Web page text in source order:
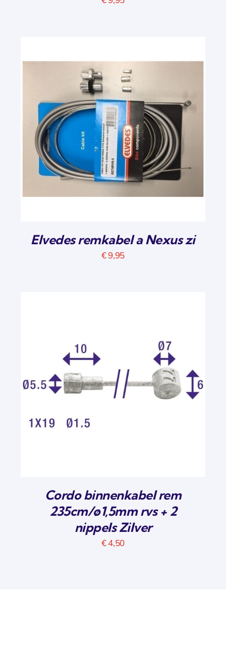
Elvedes remkabel a Nexus zi
€9,95
Cordo binnenkabel rem
235cm/ø1,5mm rvs + 2
nippels Zilver
€4,50